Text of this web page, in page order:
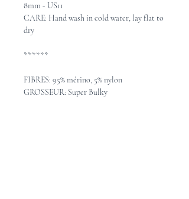
8mm - US11
CARE: Hand wash in cold water, lay flat to
dry
******
FIBRES: 95% mérino, 5% nylon
GROSSEUR: Super Bulky